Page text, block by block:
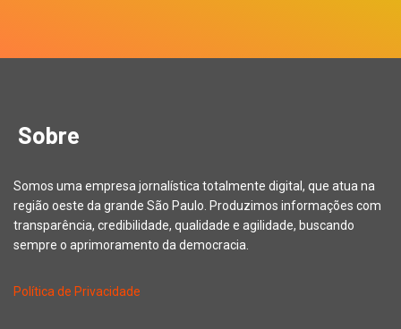
Sobre
Somos uma empresa jornalística totalmente digital, que atua na
região oeste da grande São Paulo. Produzimos informações com
transparência, credibilidade, qualidade e agilidade, buscando
sempre o aprimoramento da democracia.
Política de Privacidade